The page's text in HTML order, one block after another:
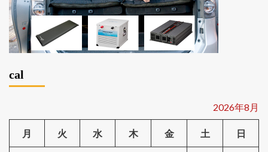
cal
2026年8月
月 火 水 木 金 土 日